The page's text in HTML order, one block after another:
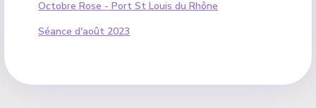
Octobre Rose - Port St Louis du Rhône
Séance d'août 2023